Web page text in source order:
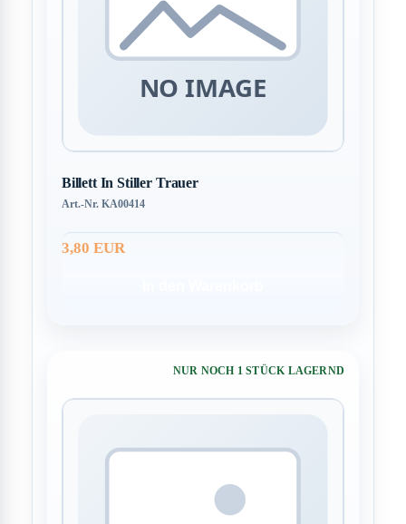
Billett In Stiller Trauer
Art.-Nr. KA00414
3,80 EUR
NUR NOCH 1 STÜCK LAGERND